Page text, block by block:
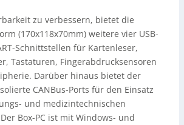
zu verbessern, bietet die
(170x118x70mm) weitere vier USB-
Schnittstellen für Kartenleser,
Tastaturen, Fingerabdrucksensoren
Darüber hinaus bietet der
CANBus-Ports für den Einsatz
und medizintechnischen
Box-PC ist mit Windows- und